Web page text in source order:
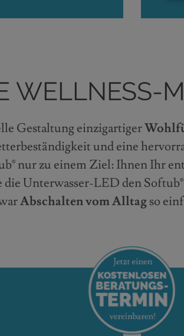
WELLNESS-
Gestaltung einzigartiger
und eine
nur zu einem Ziel: Ihnen Ihr
die Unterwasser-LED den
Abschalten vom Alltagso